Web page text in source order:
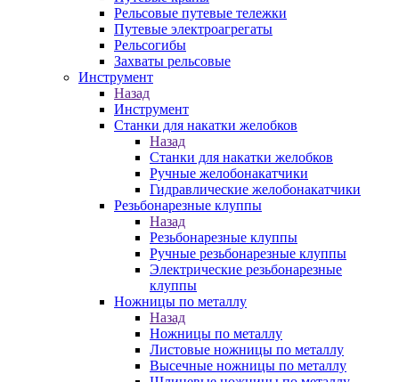
Рельсовые путевые тележки
Путевые электроагрегаты
Рельсогибы
Захваты рельсовые
Инструмент
Назад
Инструмент
Станки для накатки желобков
Назад
Станки для накатки желобков
Ручные желобонакатчики
Гидравлические желобонакатчики
Резьбонарезные клуппы
Назад
Резьбонарезные клуппы
Ручные резьбонарезные клуппы
Электрические резьбонарезные
клуппы
Ножницы по металлу
Назад
Ножницы по металлу
Листовые ножницы по металлу
Высечные ножницы по металлу